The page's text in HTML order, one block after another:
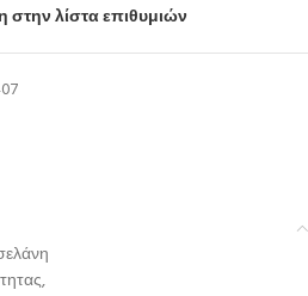
λίστα επιθυμιών